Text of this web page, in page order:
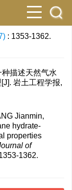
: 1353-1362.
描述天然气水
岩土工程学报,
Jianmin,
hydrate-
properties
of
1362.